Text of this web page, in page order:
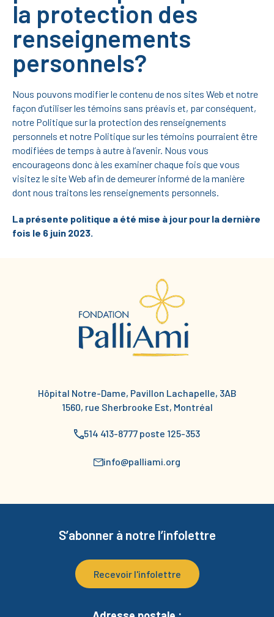
la protection des
renseignements
personnels?
Nous pouvons modifier le contenu de nos sites Web et notre
façon d’utiliser les témoins sans préavis et, par conséquent,
notre Politique sur la protection des renseignements
personnels et notre Politique sur les témoins pourraient être
modifiées de temps à autre à l’avenir. Nous vous
encourageons donc à les examiner chaque fois que vous
visitez le site Web afin de demeurer informé de la manière
dont nous traitons les renseignements personnels.
La présente politique a été mise à jour pour la dernière
fois le 6 juin 2023.
Hôpital Notre-Dame, Pavillon Lachapelle, 3AB
1560, rue Sherbrooke Est, Montréal
514 413-8777 poste 125-353
info@palliami.org
S’abonner à notre l’infolettre
Recevoir l'infolettre